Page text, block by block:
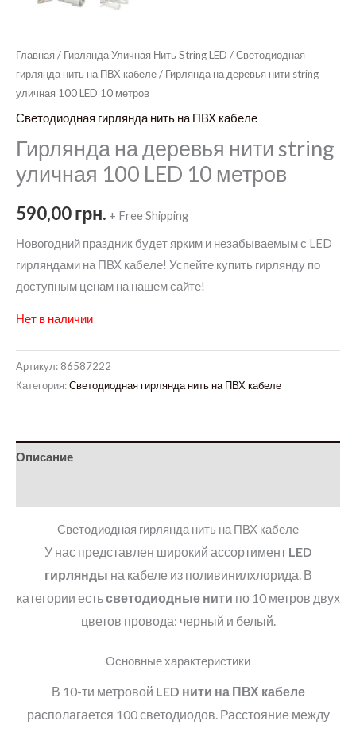
Главная / Гирлянда Уличная Нить String LED /Светодиодная
гирлянда нить на ПВХ кабеле/ Гирлянда на деревья нити string
уличная 100 LED 10 метров
Светодиодная гирлянда нить на ПВХ кабеле
Гирлянда на деревья нити string
уличная 100 LED 10 метров
590,00грн. + Free Shipping
Новогодний праздник будет ярким и незабываемым с LED
гирляндами на ПВХ кабеле! Успейте купить гирлянду по
доступным ценам на нашем сайте!
Нет в наличии
Артикул: 86587222
Категория:Светодиодная гирлянда нить на ПВХ кабеле
Описание
Светодиодная гирлянда нить на ПВХ кабеле
У нас представлен широкий ассортимент LED
гирлянды на кабеле из поливинилхлорида. В
категории естьсветодиодные нити по 10 метров двух
цветов провода: черный и белый.
Основные характеристики
В 10-ти метровой LED нити на ПВХ кабеле
располагается 100 светодиодов. Расстояние между